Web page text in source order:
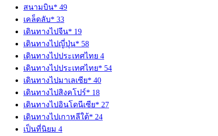
สนามบิน* 49
เคล็ดลับ* 33
เดินทางไปจีน* 19
เดินทางไปญี่ปุ่น* 58
เดินทางไปประเทศไทย 4
เดินทางไปประเทศไทย* 54
เดินทางไปมาเลเซีย* 40
เดินทางไปสิงคโปร์* 18
เดินทางไปอินโดนีเซีย* 27
เดินทางไปเกาหลีใต้* 24
เป็นที่นิยม 4